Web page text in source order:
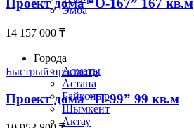
Эмба
Строим по всему Казахстану
Города
Алматы
Астана
Байконыр
Шымкент
Актау
Проект дома “О-167” 167 кв.м
14 157 000 ₸
Быстрый просмотр
Проект дома “П-99” 99 кв.м